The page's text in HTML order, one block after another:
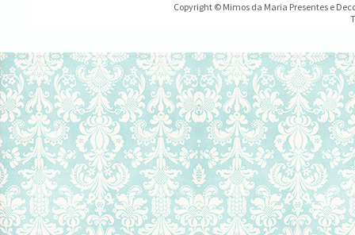
Copyright © Mimos da Maria Presentes e